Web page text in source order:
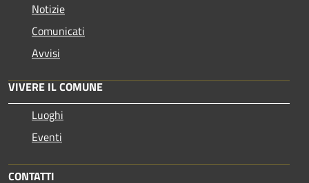
Notizie
Comunicati
Avvisi
VIVERE IL COMUNE
Luoghi
Eventi
CONTATTI